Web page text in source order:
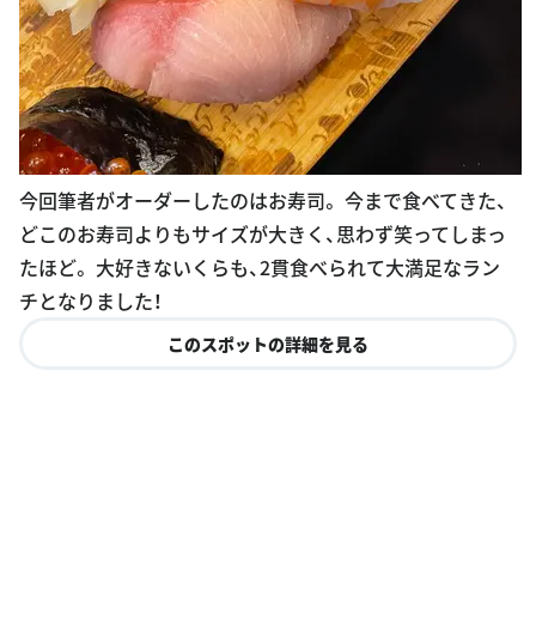
今回筆者がオーダーしたのはお寿司。 今まで食べてきた、
どこのお寿司よりもサイズが大きく、思わず笑ってしまっ
たほど。 大好きないくらも、2貫食べられて大満足なラン
チとなりました！
このスポットの詳細を見る